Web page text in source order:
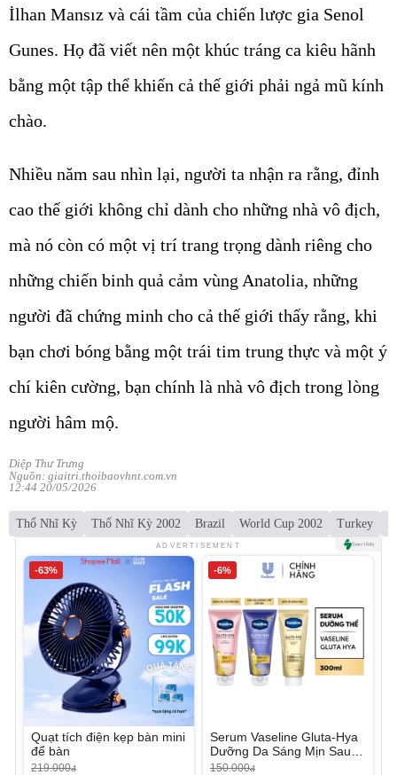
İlhan Mansız và cái tầm của chiến lược gia Senol
Gunes. Họ đã viết nên một khúc tráng ca kiêu hãnh
bằng một tập thể khiến cả thế giới phải ngả mũ kính
chào.
Nhiều năm sau nhìn lại, người ta nhận ra rằng, đỉnh
cao thế giới không chỉ dành cho những nhà vô địch,
mà nó còn có một vị trí trang trọng dành riêng cho
những chiến binh quả cảm vùng Anatolia, những
người đã chứng minh cho cả thế giới thấy rằng, khi
bạn chơi bóng bằng một trái tim trung thực và một ý
chí kiên cường, bạn chính là nhà vô địch trong lòng
người hâm mộ.
Diệp Thư Trưng
Nguồn: giaitri.thoibaovhnt.com.vn
12:44 20/05/2026
Thổ Nhĩ Kỳ Thổ Nhĩ Kỳ 2002 Brazil World Cup 2002 Turkey
ADVERTISEMENT
-63%
Quạt tích điện kẹp bàn mini
để bàn
219.000đ
-6%
Serum Vaseline Gluta-Hya
Dưỡng Da Sáng Mịn Sau 7
Ngày
150.000đ